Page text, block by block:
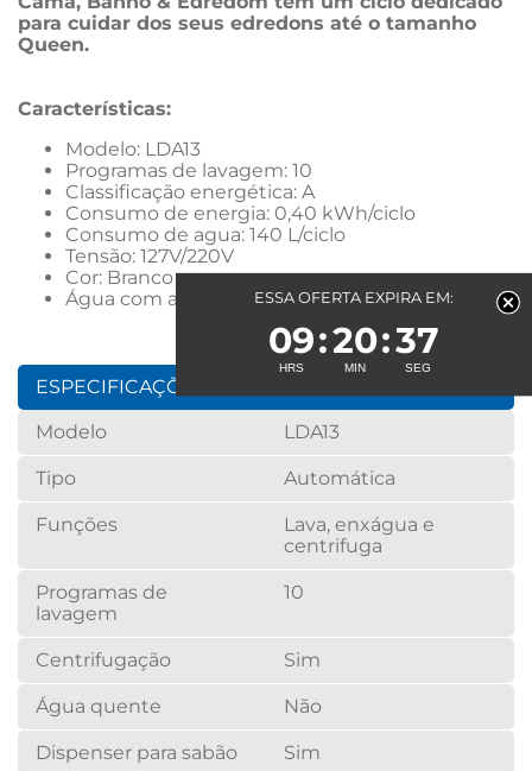
para cuidar dos seus edredons até o tamanho
Queen.
Características:
Modelo: LDA13
Programas de lavagem: 10
Classificação energética: A
Consumo de energia: 0,40 kWh/ciclo
Consumo de agua: 140 L/ciclo
Tensão: 127V/220V
Cor: Branco
Água com aquecimento: Não
ESPECIFICAÇÕES DO PRODUTO
Modelo
LDA13
Tipo Automática
Funções
Lava, enxágua e
centrifuga
Programas de
lavagem
10
Centrifugação Sim
Água quente Não
Dispenser para sabão Sim
ESSA OFERTA EXPIRA EM:
09 20 37